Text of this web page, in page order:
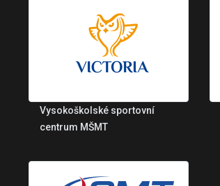
Vysokoškolské sportovní
centrum MŠMT